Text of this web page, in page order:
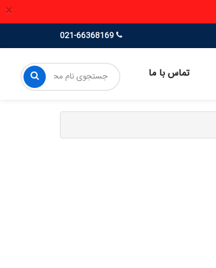
×
تماس با ما